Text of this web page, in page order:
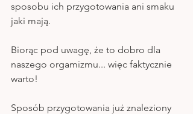
sposobu ich przygotowania ani smaku
jaki mają.
Biorąc pod uwagę, że to dobro dla
naszego orgamizmu... więc faktycznie
warto!
Sposób przygotowania już znaleziony